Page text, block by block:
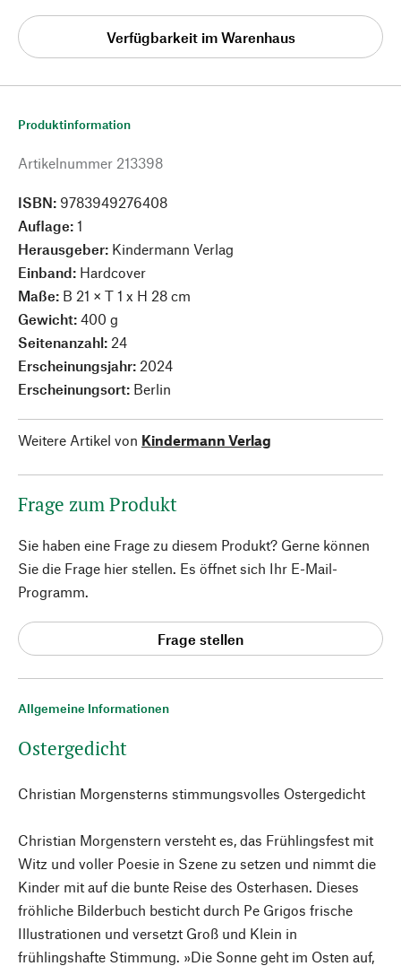
Verfügbarkeit im Warenhaus
Allgemeine Informationen
Ostergedicht
Christian Morgensterns stimmungsvolles Ostergedicht
Christian Morgenstern versteht es, das Frühlingsfest mit
Witz und voller Poesie in Szene zu setzen und nimmt die
Kinder mit auf die bunte Reise des Osterhasen. Dieses
fröhliche Bilderbuch besticht durch Pe Grigos frische
Illustrationen und versetzt Groß und Klein in
frühlingshafte Stimmung. »Die Sonne geht im Osten auf,
Produktinformation
Artikelnummer 213398
ISBN: 9783949276408
Auflage: 1
Herausgeber: Kindermann Verlag
Einband: Hardcover
Maße: B 21 × T 1 x H 28 cm
Gewicht: 400 g
Seitenanzahl: 24
Erscheinungsjahr: 2024
Erscheinungsort: Berlin
Weitere Artikel von Kindermann Verlag
Frage zum Produkt
Sie haben eine Frage zu diesem Produkt? Gerne können
Sie die Frage hier stellen. Es öffnet sich Ihr E-Mail-
Programm.
Frage stellen